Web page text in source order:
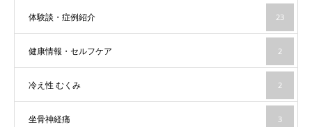
体験談・症例紹介 23
健康情報・セルフケア 2
冷え性 むくみ 2
坐骨神経痛 3